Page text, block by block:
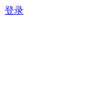
登录